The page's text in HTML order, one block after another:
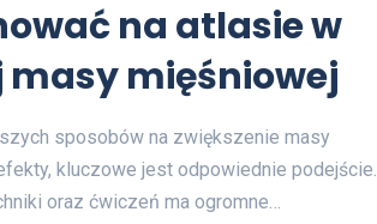
na atlasie w
masy mięśniowej
sposobów na zwiększenie masy
kluczowe jest odpowiednie podejście.
oraz ćwiczeń ma ogromne…